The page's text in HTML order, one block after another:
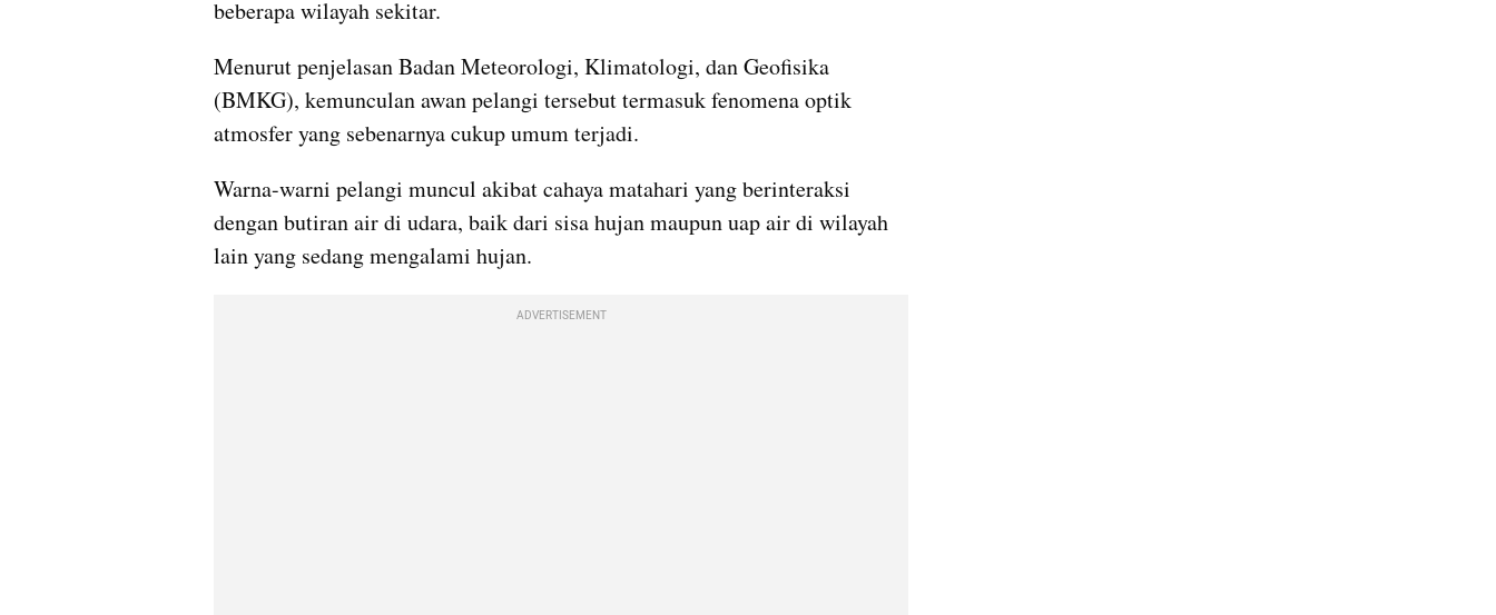
beberapa wilayah sekitar.
Menurut penjelasan Badan Meteorologi, Klimatologi, dan Geofisika
(BMKG), kemunculan awan pelangi tersebut termasuk fenomena optik
atmosfer yang sebenarnya cukup umum terjadi.
Warna-warni pelangi muncul akibat cahaya matahari yang berinteraksi
dengan butiran air di udara, baik dari sisa hujan maupun uap air di wilayah
lain yang sedang mengalami hujan.
ADVERTISEMENT